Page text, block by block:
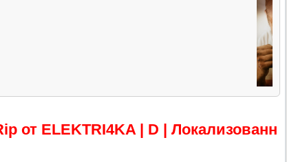
от ELEKTRI4KA | D | Локализованн